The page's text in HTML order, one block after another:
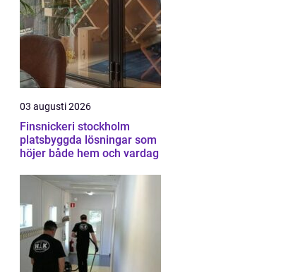
03 augusti 2026
Finsnickeri stockholm
platsbyggda lösningar som
höjer både hem och vardag